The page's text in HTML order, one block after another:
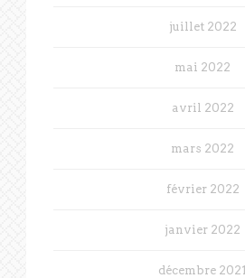
juillet 2022
mai 2022
avril 2022
mars 2022
février 2022
janvier 2022
décembre 2021